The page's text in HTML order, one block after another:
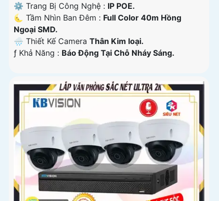
⚙ Trang Bị Công Nghệ : IP POE.
🌜 Tầm Nhìn Ban Đêm : Full Color 40m Hồng
Ngoại SMD.
🌧️ Thiết Kế Camera Thân Kim loại.
️ƒ Khả Năng : Báo Động Tại Chỗ Nháy Sáng.